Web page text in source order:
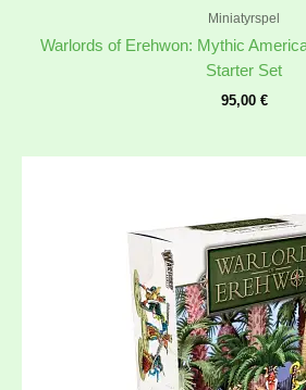
Miniatyrspel
Warlords of Erehwon: Mythic
Starter Set
95,00 €